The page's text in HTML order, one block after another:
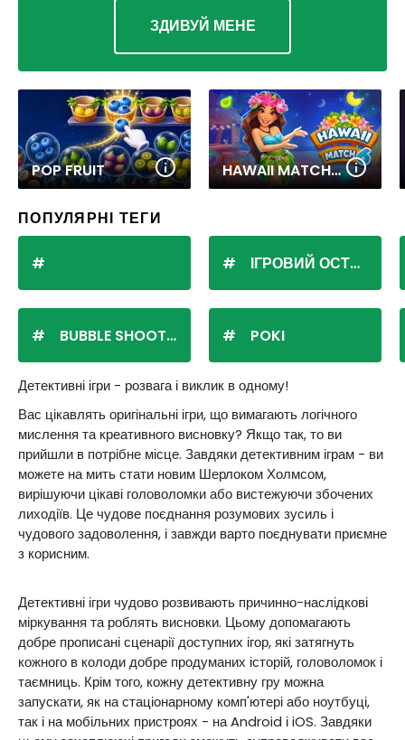
ЗДИВУЙ МЕНЕ
POP FRUIT HAWAII MATCH 6
ПОПУЛЯРНІ ТЕГИ
BUBBLE SHOOTER
ІГРОВИЙ ОСТРІВ
POKI
Детективні ігри - розвага і виклик в одному!
Вас цікавлять оригінальні ігри, що вимагають логічного
мислення та креативного висновку? Якщо так, то ви
прийшли в потрібне місце. Завдяки детективним іграм - ви
можете на мить стати новим Шерлоком Холмсом,
вирішуючи цікаві головоломки або вистежуючи збочених
лиходіїв. Це чудове поєднання розумових зусиль і
чудового задоволення, і завжди варто поєднувати приємне
з корисним.
Детективні ігри чудово розвивають причинно-наслідкові
міркування та роблять висновки. Цьому допомагають
добре прописані сценарії доступних ігор, які затягнуть
кожного в колоди добре продуманих історій, головоломок і
таємниць. Крім того, кожну детективну гру можна
запускати, як на стаціонарному комп'ютері або ноутбуці,
так і на мобільних пристроях - на Android і iOS. Завдяки